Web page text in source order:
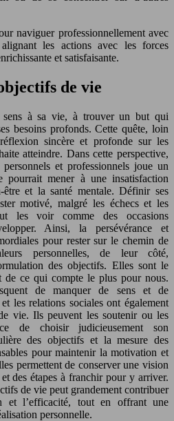
naviguer professionnellement avec
les actions avec les forces
et satisfaisante.
de vie
sens à sa vie, à trouver un but qui
besoins profonds. Cette quête, loin
sincère et profonde sur les
atteindre. Dans cette perspective,
et professionnels joue un
pourrait mener à une insatisfaction
être et la santé mentale. Définir ses
motivé, malgré les échecs et les
les voir comme des occasions
Ainsi, la persévérance et
pour rester sur le chemin de
personnelles, de leur côté,
des objectifs. Elles sont le
de ce qui compte le plus pour nous.
de manquer de sens et de
les relations sociales ont également
vie. Ils peuvent les soutenir ou les
de choisir judicieusement son
des objectifs et la mesure des
pour maintenir la motivation et
permettent de conserver une vision
des étapes à franchir pour y arriver.
de vie peut grandement contribuer
et l’efficacité, tout en offrant une
personnelle.